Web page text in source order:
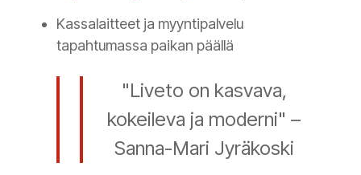
Kassalaitteet ja myyntipalvelu
tapahtumassa paikan päällä
"Liveto on kasvava,
kokeileva ja moderni" –
Sanna-Mari Jyräkoski